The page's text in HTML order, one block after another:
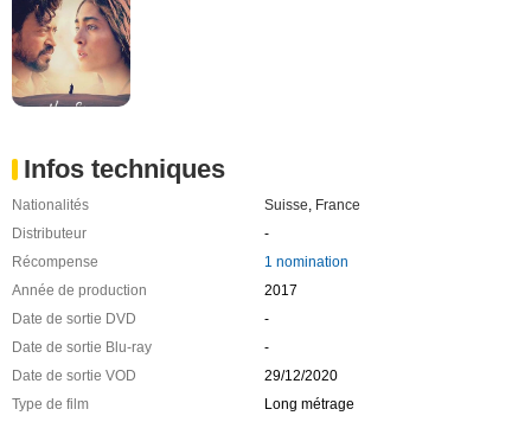
Infos techniques
Nationalités Suisse, France
Distributeur
-
Récompense
1 nomination
Année de production
2017
Date de sortie DVD
-
Date de sortie Blu-ray
-
Date de sortie VOD
29/12/2020
Type de film
Long métrage